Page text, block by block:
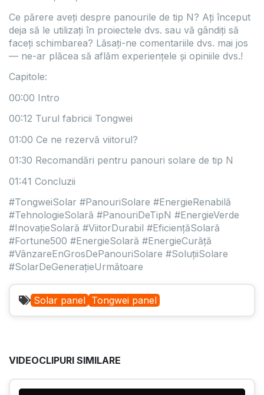
Ce părere aveți despre panourile de tip N? Ați început
deja să le utilizați în proiectele dvs. sau vă gândiți să
faceți schimbarea? Lăsați-ne comentariile dvs. mai jos
— ne-ar plăcea să aflăm experiențele și opiniile dvs.!
Capitole:
00:00 Intro
00:12 Turul fabricii Tongwei
01:00 Ce ne rezervă viitorul?
01:30 Recomandări pentru panouri solare de tip N
01:41 Concluzii
#TongweiSolar #PanouriSolare #EnergieRenabilă
#TehnologieSolară #PanouriDeTipN #EnergieVerde
#InovațieSolară #ViitorDurabil #EficiențăSolară
#Fortune500 #EnergieSolară #EnergieCurăță
#VânzareEnGrosDePanouriSolare #SoluțiiSolare
#SolarDeGenerațieUrmătoare
Solar panel Tongwei panel
VIDEOCLIPURI SIMILARE